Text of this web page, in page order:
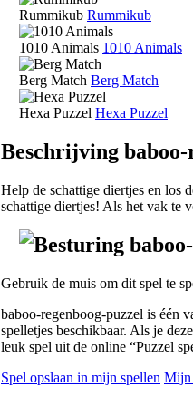
Rummikub Rummikub
1010 Animals 1010 Animals
Berg Match Berg Match
Hexa Puzzel Hexa Puzzel
Beschrijving baboo-
Help de schattige diertjes en los
schattige diertjes! Als het vak te
Besturing
Gebruik de muis om dit spel te
baboo-regenboog-puzzel is één
spelletjes beschikbaar. Als je
leuk spel uit de online “Puzzel
Spel opslaan in mijn spellen Mijn